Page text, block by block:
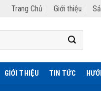
Trang Chủ Giới thiệu
GIỚI THIỆU TIN TỨC